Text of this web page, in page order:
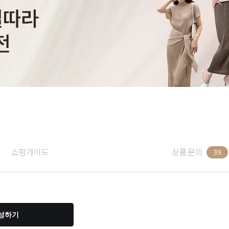
쇼핑가이드 상품문의 39